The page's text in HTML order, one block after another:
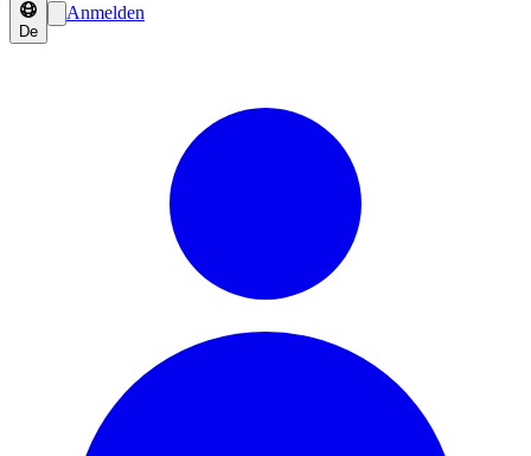
De
Anmelden